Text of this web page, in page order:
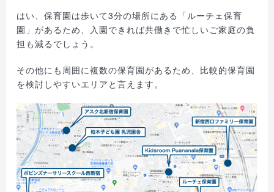
はい、保育園は歩いて3分の場所にある「ルーチェ保育
園」があるため、入園できれば共働きで忙しいご家庭の負
担も減るでしょう。
その他にも周囲に複数の保育園があるため、比較的保育園
を検討しやすいエリアと言えます。